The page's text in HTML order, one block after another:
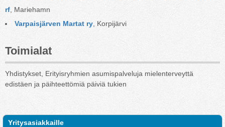
rf , Mariehamn
Varpaisjärven Martat ry , Korpijärvi
Toimialat
Yhdistykset, Erityisryhmien asumispalveluja mielenterveyttä
edistäen ja päihteettömiä päiviä tukien
Yritysasiakkaille